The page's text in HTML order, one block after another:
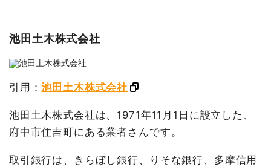
池田土木株式会社
引用：池田土木株式会社
池田土木株式会社は、1971年11月1日に設立した、
府中市住吉町にある業者さんです。
取引銀行は、きらぼし銀行、りそな銀行、多摩信用